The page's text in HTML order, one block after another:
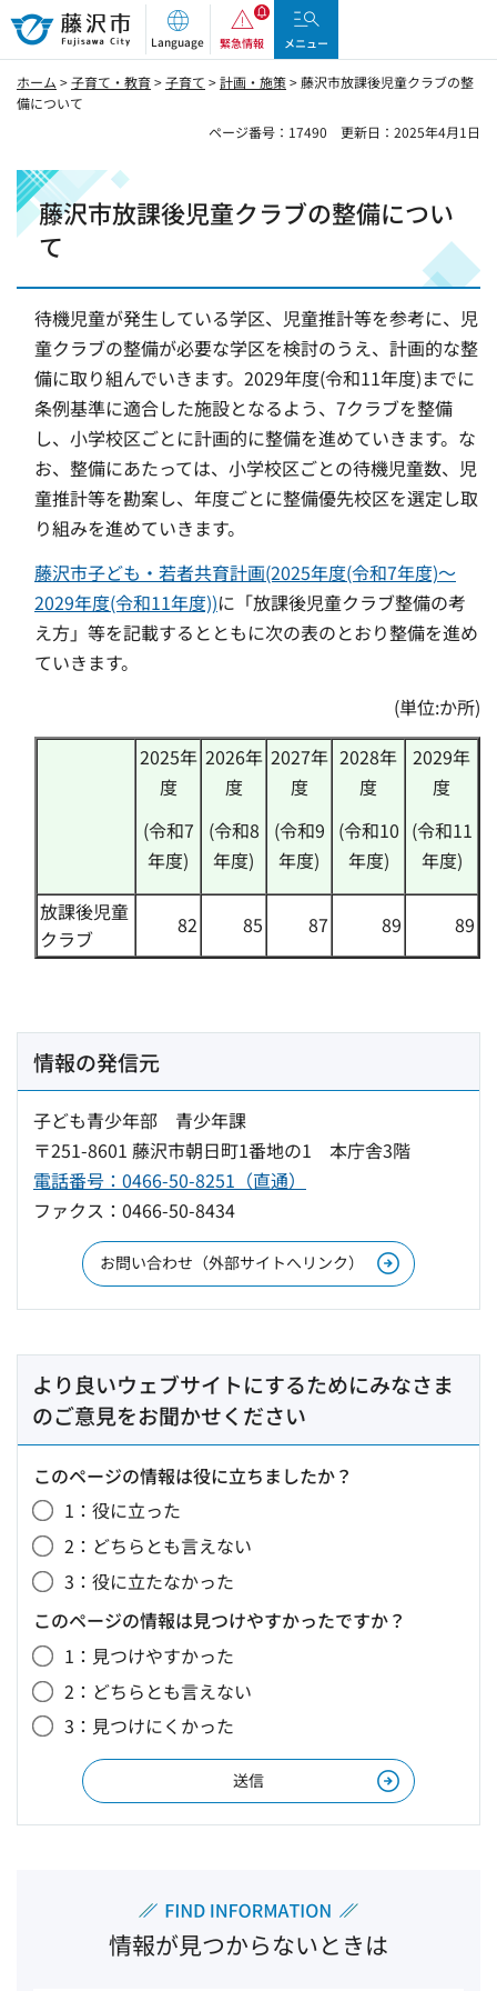
藤沢市
Language 緊急情報 メニュー
ホーム >子育て・教育>子育て >計画・施策> 藤沢市放課後児童クラブの整
備について
ページ番号：17490
更新日：2025年4月1日
藤沢市放課後児童クラブの整備につい
て
待機児童が発生している学区、児童推計等を参考に、児
童クラブの整備が必要な学区を検討のうえ、計画的な整
備に取り組んでいきます。2029年度(令和11年度)までに
条例基準に適合した施設となるよう、7クラブを整備
し、小学校区ごとに計画的に整備を進めていきます。な
お、整備にあたっては、小学校区ごとの待機児童数、児
童推計等を勘案し、年度ごとに整備優先校区を選定し取
り組みを進めていきます。
藤沢市子ども・若者共育計画(2025年度(令和7年度)〜
2029年度(令和11年度))に「放課後児童クラブ整備の考
え方」等を記載するとともに次の表のとおり整備を進め
ていきます。
(単位:か所)
2025年
度
(令和7
年度)
2026年
度
(令和8
年度)
2027年
度
(令和9
年度)
2028年
度
(令和10
年度)
2029年
度
(令和11
年度)
放課後児童
クラブ
82 85 87 89 89
情報の発信元
子ども青少年部 青少年課
〒251-8601 藤沢市朝日町1番地の1 本庁舎3階
電話番号：0466-50-8251（直通）
ファクス：0466-50-8434
お問い合わせ（外部サイトへリンク）
より良いウェブサイトにするためにみなさま
のご意見をお聞かせください
このページの情報は役に立ちましたか？
1：役に立った
2：どちらとも言えない
3：役に立たなかった
このページの情報は見つけやすかったですか？
1：見つけやすかった
2：どちらとも言えない
3：見つけにくかった
情報が見つからないときは